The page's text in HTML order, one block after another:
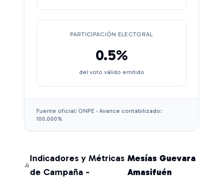
PARTICIPACIÓN ELECTORAL
0.5%
del voto válido emitido
Fuente oficial: ONPE · Avance contabilizado:
100.000%
Indicadores y Métricas
de Campaña -
Mesías Guevara
Amasifuén